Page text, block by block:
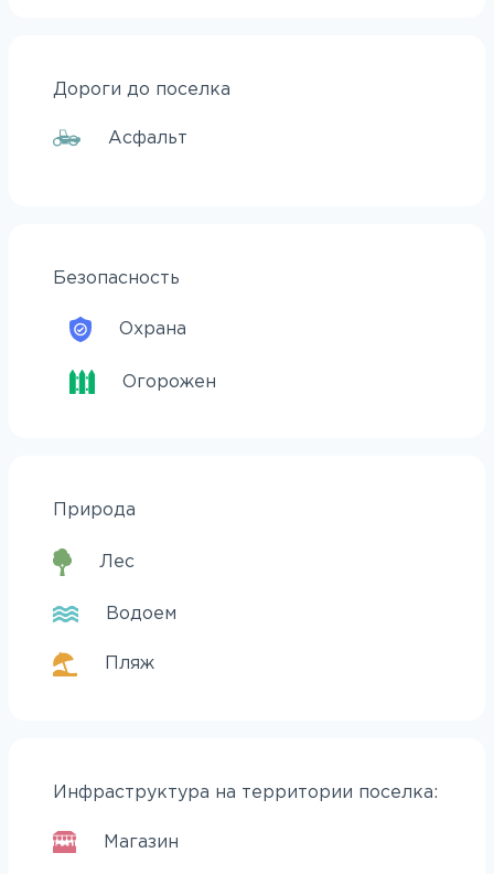
Дороги до поселка
Асфальт
Безопасность
Охрана
Огорожен
Природа
Лес
Водоем
Пляж
Инфраструктура на территории поселка:
Магазин